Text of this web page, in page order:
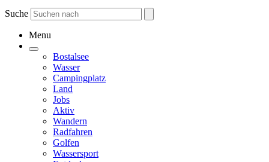
Suche
Menu
Bostalsee
Wasser
Campingplatz
Land
Jobs
Aktiv
Wandern
Radfahren
Golfen
Wassersport